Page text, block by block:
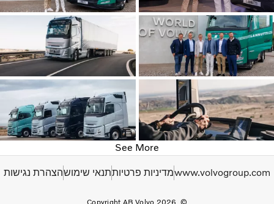
See More
www.volvogroup.comמדיניות פרטיותתנאי שימושהצהרת נגישות